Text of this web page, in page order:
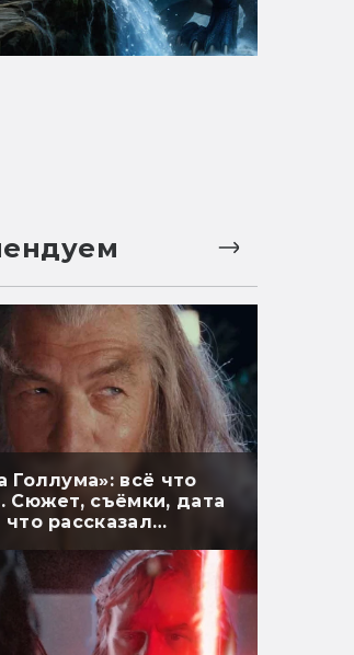
Голлума»: всё что
Сюжет, съёмки, дата
рассказал